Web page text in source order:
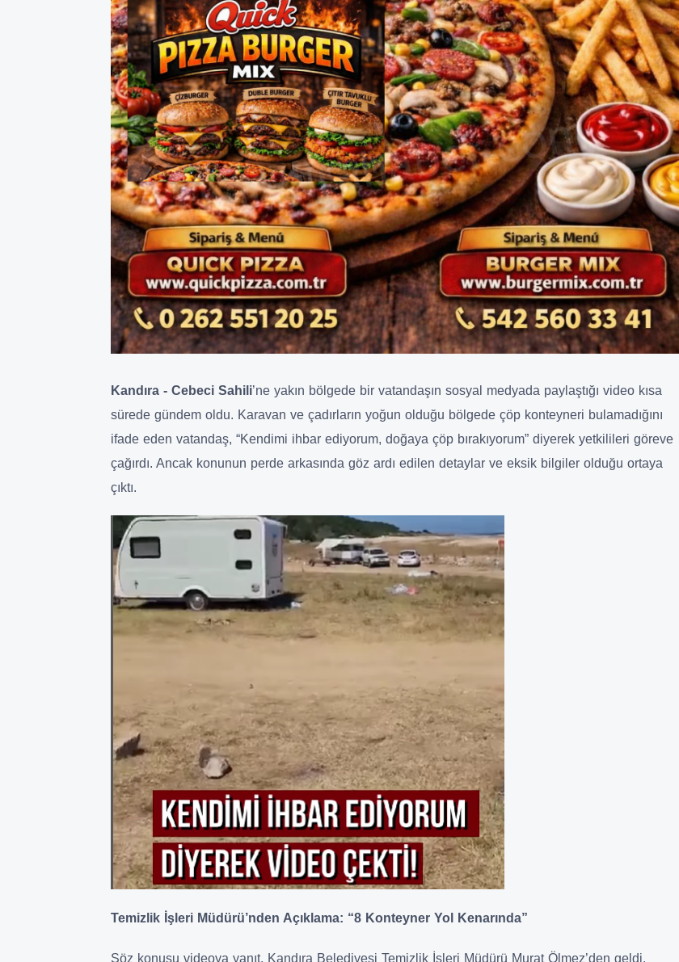
Kandıra - Cebeci Sahili’ne yakın bölgede bir vatandaşın sosyal medyada paylaştığı video kısa
sürede gündem oldu. Karavan ve çadırların yoğun olduğu bölgede çöp konteyneri bulamadığını
ifade eden vatandaş, “Kendimi ihbar ediyorum, doğaya çöp bırakıyorum” diyerek yetkilileri göreve
çağırdı. Ancak konunun perde arkasında göz ardı edilen detaylar ve eksik bilgiler olduğu ortaya
çıktı.
Temizlik İşleri Müdürü’nden Açıklama: “8 Konteyner Yol Kenarında”
Söz konusu videoya yanıt, Kandıra Belediyesi Temizlik İşleri Müdürü Murat Ölmez’den geldi.